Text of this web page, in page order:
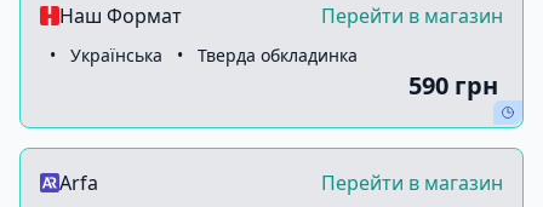
Наш Формат Перейти в магазин
• Українська • Тверда обкладинка
590 грн
Arfa Перейти в магазин